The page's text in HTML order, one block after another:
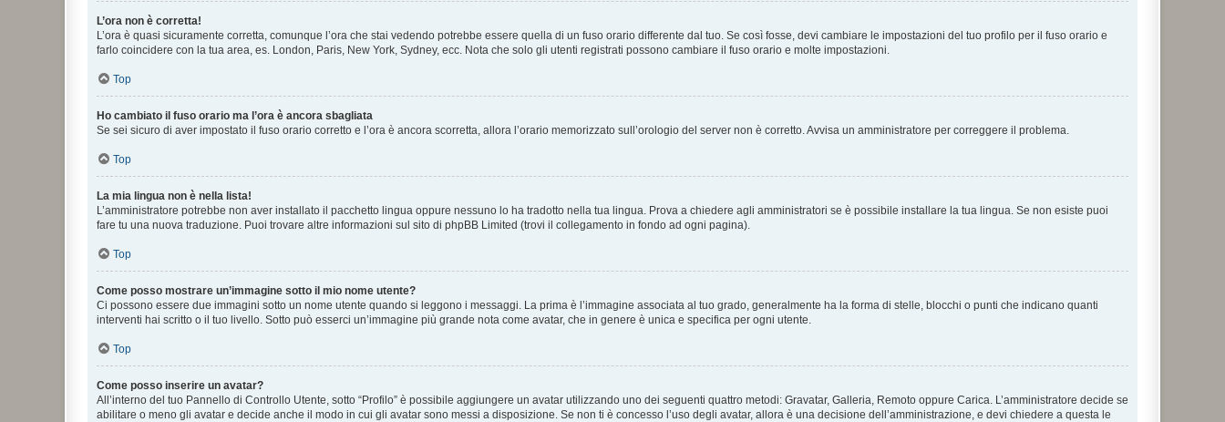
L’ora non è corretta!
L’ora è quasi sicuramente corretta, comunque l’ora che stai vedendo potrebbe essere quella di un fuso orario differente dal tuo. Se così fosse, devi cambiare le impostazioni del tuo profilo per il fuso orario e
farlo coincidere con la tua area, es. London, Paris, New York, Sydney, ecc. Nota che solo gli utenti registrati possono cambiare il fuso orario e molte impostazioni.
Top
Ho cambiato il fuso orario ma l’ora è ancora sbagliata
Se sei sicuro di aver impostato il fuso orario corretto e l’ora è ancora scorretta, allora l’orario memorizzato sull’orologio del server non è corretto. Avvisa un amministratore per correggere il problema.
Top
La mia lingua non è nella lista!
L’amministratore potrebbe non aver installato il pacchetto lingua oppure nessuno lo ha tradotto nella tua lingua. Prova a chiedere agli amministratori se è possibile installare la tua lingua. Se non esiste puoi
fare tu una nuova traduzione. Puoi trovare altre informazioni sul sito di phpBB Limited (trovi il collegamento in fondo ad ogni pagina).
Top
Come posso mostrare un’immagine sotto il mio nome utente?
Ci possono essere due immagini sotto un nome utente quando si leggono i messaggi. La prima è l’immagine associata al tuo grado, generalmente ha la forma di stelle, blocchi o punti che indicano quanti
interventi hai scritto o il tuo livello. Sotto può esserci un’immagine più grande nota come avatar, che in genere è unica e specifica per ogni utente.
Top
Come posso inserire un avatar?
All’interno del tuo Pannello di Controllo Utente, sotto “Profilo” è possibile aggiungere un avatar utilizzando uno dei seguenti quattro metodi: Gravatar, Galleria, Remoto oppure Carica. L’amministratore decide se
abilitare o meno gli avatar e decide anche il modo in cui gli avatar sono messi a disposizione. Se non ti è concesso l’uso degli avatar, allora è una decisione dell’amministrazione, e devi chiedere a questa le